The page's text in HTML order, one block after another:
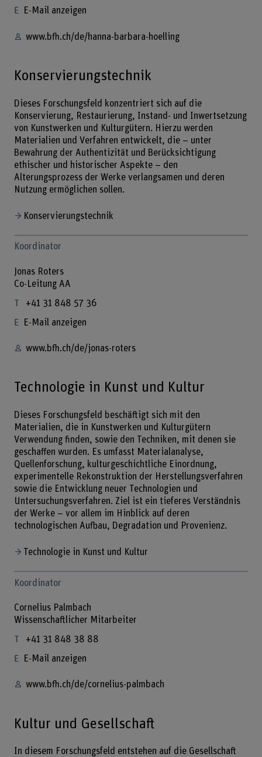
E-Mail anzeigen
www.bfh.ch/de/hanna-barbara-hoelling
Konservierungstechnik
Dieses Forschungsfeld konzentriert sich auf die
Konservierung, Restaurierung, Instand- und Inwertsetzung
von Kunstwerken und Kulturgütern. Hierzu werden
Materialien und Verfahren entwickelt, die – unter
Bewahrung der Authentizität und Berücksichtigung
ethischer und historischer Aspekte – den
Alterungsprozess der Werke verlangsamen und deren
Nutzung ermöglichen sollen.
Konservierungstechnik
Koordinator
Jonas Roters
Co-Leitung AA
+41 31 848 57 36
E-Mail anzeigen
www.bfh.ch/de/jonas-roters
Technologie in Kunst und Kultur
Dieses Forschungsfeld beschäftigt sich mit den
Materialien, die in Kunstwerken und Kulturgütern
Verwendung finden, sowie den Techniken, mit denen sie
geschaffen wurden. Es umfasst Materialanalyse,
Quellenforschung, kulturgeschichtliche Einordnung,
experimentelle Rekonstruktion der Herstellungsverfahren
sowie die Entwicklung neuer Technologien und
Untersuchungsverfahren. Ziel ist ein tieferes Verständnis
der Werke – vor allem im Hinblick auf deren
technologischen Aufbau, Degradation und Provenienz.
Technologie in Kunst und Kultur
Koordinator
Cornelius Palmbach
Wissenschaftlicher Mitarbeiter
+41 31 848 38 88
E-Mail anzeigen
www.bfh.ch/de/cornelius-palmbach
Kultur und Gesellschaft
In diesem Forschungsfeld entstehen auf die Gesellschaft